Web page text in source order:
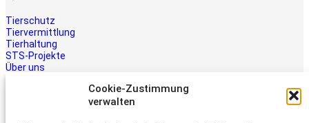
Cookie-Zustimmung
verwalten
Tierschutz
Tiervermittlung
Tierhaltung
STS-Projekte
Über uns